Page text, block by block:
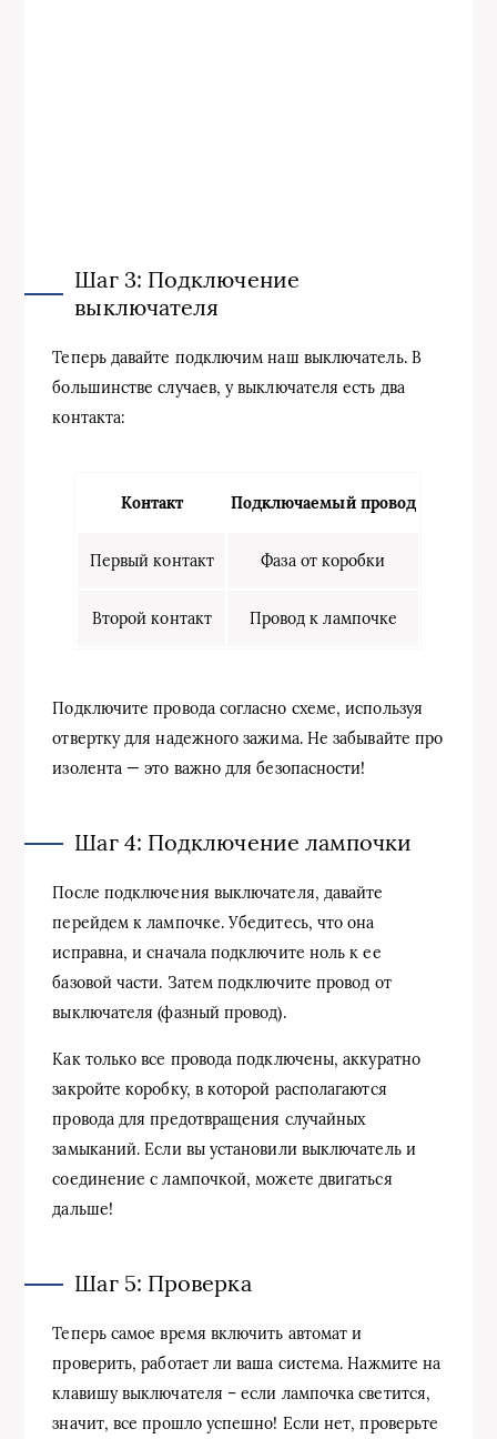
Шаг 3: Подключение
выключателя
Теперь давайте подключим наш выключатель. В
большинстве случаев, у выключателя есть два
контакта:
Контакт Подключаемый провод
Первый контакт Фаза от коробки
Второй контакт Провод к лампочке
Подключите провода согласно схеме, используя
отвертку для надежного зажима. Не забывайте про
изолента — это важно для безопасности!
Шаг 4: Подключение лампочки
После подключения выключателя, давайте
перейдем к лампочке. Убедитесь, что она
исправна, и сначала подключите ноль к ее
базовой части. Затем подключите провод от
выключателя (фазный провод).
Как только все провода подключены, аккуратно
закройте коробку, в которой располагаются
провода для предотвращения случайных
замыканий. Если вы установили выключатель и
соединение с лампочкой, можете двигаться
дальше!
Шаг 5: Проверка
Теперь самое время включить автомат и
проверить, работает ли ваша система. Нажмите на
клавишу выключателя – если лампочка светится,
значит, все прошло успешно! Если нет, проверьте